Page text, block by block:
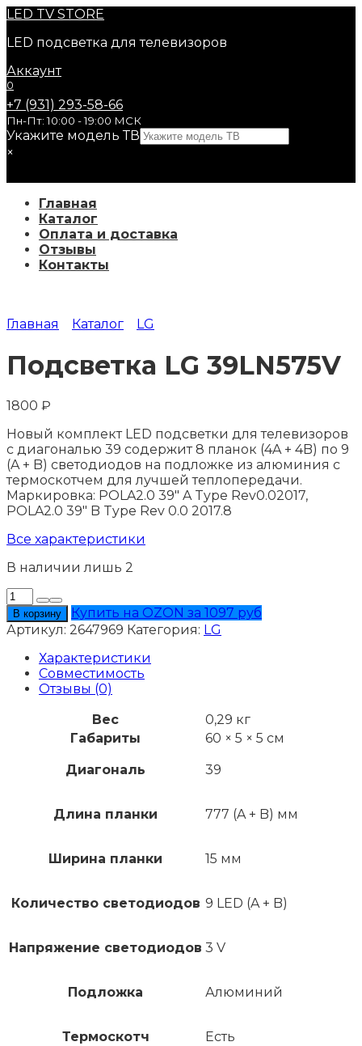
Перейти
содержанию
LED TV STORE
LED подсветка для телевизоров
Аккаунт
0
+7 (931) 293-58-66
Пн-Пт: 10:00 - 19:00 МСК
Укажите модель ТВ
×
Главная
Каталог
Оплата и доставка
Отзывы
Контакты
Главная Каталог LG
Подсветка LG 39LN575V
1800 ₽
Новый комплект LED подсветки для телевизоров
с диагональю 39 содержит 8 планок (4A + 4B) по 9
(A + B) светодиодов на подложке из алюминия с
термоскотчем для лучшей теплопередачи.
Маркировка: POLA2.0 39" A Type Rev0.02017,
POLA2.0 39" B Type Rev 0.0 2017.8
Все характеристики
В наличии лишь 2
Количество
товара
Подсветка
LG
39LN575V
В корзину
Купить на OZON за 1097 руб
Артикул: 2647969 Категория: LG
Характеристики
Совместимость
Отзывы (0)
Вес
0,29 кг
Габариты
60 × 5 × 5 см
Диагональ 39
Длина планки 777 (A + B) мм
Ширина планки 15 мм
Количество светодиодов 9 LED (A + B)
Напряжение светодиодов 3 V
Подложка Алюминий
Термоскотч Есть